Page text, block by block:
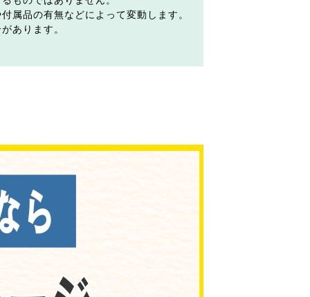
属品の有無などによって変動します。
あります。